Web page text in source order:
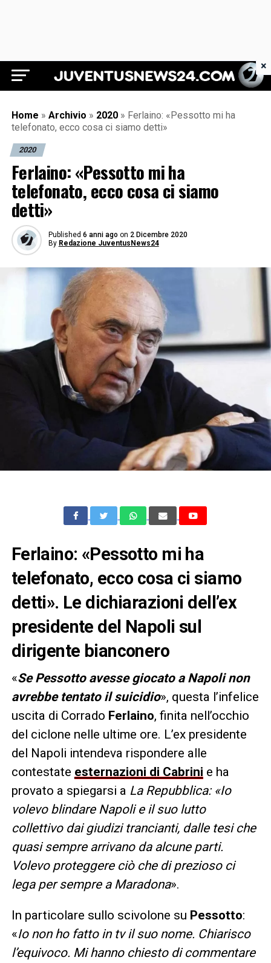
Juventus News 24
Home » Archivio » 2020 » Ferlaino: «Pessotto mi ha
telefonato, ecco cosa ci siamo detti»
2020
Ferlaino: «Pessotto mi ha
telefonato, ecco cosa ci siamo
detti»
Published 6 anni ago on 2 Dicembre 2020
By Redazione JuventusNews24
Ferlaino: «Pessotto mi ha
telefonato, ecco cosa ci siamo
detti». Le dichiarazioni dell’ex
presidente del Napoli sul
dirigente bianconero
«Se Pessotto avesse giocato a Napoli non
avrebbe tentato il suicidio», questa l’infelice
uscita di Corrado Ferlaino, finita nell’occhio
del ciclone nelle ultime ore. L’ex presidente
del Napoli intendeva rispondere alle
contestate esternazioni di Cabrini e ha
provato a spiegarsi a La Repubblica: «Io
volevo blindare Napoli e il suo lutto
collettivo dai giudizi trancianti, dalle tesi che
quasi sempre arrivano da alcune parti.
Volevo proteggere ciò che di prezioso ci
lega per sempre a Maradona».
In particolare sullo scivolone su Pessotto:
«Io non ho fatto in tv il suo nome. Chiarisco
l’equivoco. Mi hanno chiesto di commentare
×